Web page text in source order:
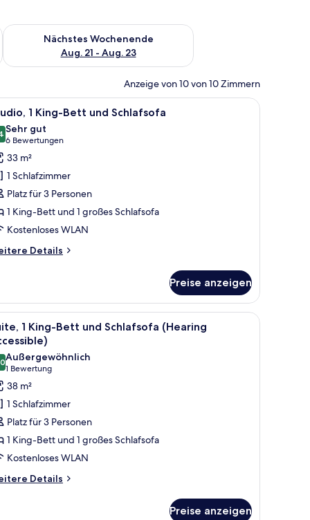
Aug. 14 - Aug. 16.
Nächstes Wochenende
Aug. 21 - Aug. 23
Überprüfe die Verfügbarkeit für nächstes Wochenende, Aug.
Anzeige von 10 von 10 Zimmern
Bäume.
einem weißen Sessel, einer Couch, einem runden Beistelltisch und
Ein modernes Hotelzimmer mit einem
12 1 King-Bett und Schlafsofa
von 10
Sehr gut
6 Bewertungen
(6
Bewertungen)
33 m²
1 Schlafzimmer
Platz für 3 Personen
1 King-Bett und 1 großes Schlafsofa
Kostenloses WLAN
Details
Preise anzeigen
Eine moderne Küche mit Holzschränken,
11
1 King-Bett und Schlafsofa (Hearing
von 10
Außergewöhnlich
1 Bewertung
(1
Bewertung)
38 m²
1 Schlafzimmer
Platz für 3 Personen
1 King-Bett und 1 großes Schlafsofa
Kostenloses WLAN
Details
Preise anzeigen